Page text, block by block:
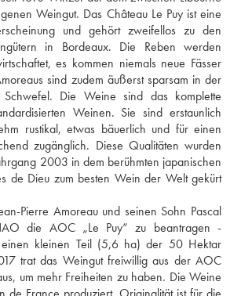
Weingut. Das Château Le Puy ist eine
und gehört zweifellos zu den
in Bordeaux. Die Reben werden
es kommen niemals neue Fässer
sind zudem äußerst sparsam in der
Die Weine sind das komplette
Weinen. Sie sind erstaunlich
rustikal, etwas bäuerlich und für einen
zugänglich. Diese Qualitäten wurden
2003 in dem berühmten japanischen
de Dieu zum besten Wein der Welt gekürt
Pierre Amoreau und seinen Sohn Pascal
die AOC „Le Puy“ zu beantragen -
kleinen Teil (5,6 ha) der 50 Hektar
trat das Weingut freiwillig aus der AOC
um mehr Freiheiten zu haben. Die Weine